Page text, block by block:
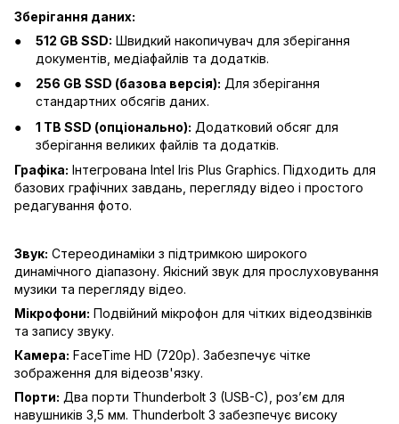
Зберігання даних:
512 GB SSD: Швидкий накопичувач для зберігання
документів, медіафайлів та додатків.
256 GB SSD (базова версія): Для зберігання
стандартних обсягів даних.
1 TB SSD (опціонально): Додатковий обсяг для
зберігання великих файлів та додатків.
Графіка: Інтегрована Intel Iris Plus Graphics. Підходить для
базових графічних завдань, перегляду відео і простого
редагування фото.
Звук: Стереодинаміки з підтримкою широкого
динамічного діапазону. Якісний звук для прослуховування
музики та перегляду відео.
Мікрофони: Подвійний мікрофон для чітких відеодзвінків
та запису звуку.
Камера: FaceTime HD (720p). Забезпечує чітке
зображення для відеозв'язку.
Порти: Два порти Thunderbolt 3 (USB-C), роз’єм для
навушників 3,5 мм. Thunderbolt 3 забезпечує високу